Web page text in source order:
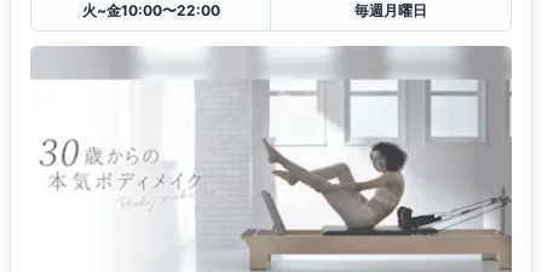
火~金10:00〜22:00
毎週月曜日